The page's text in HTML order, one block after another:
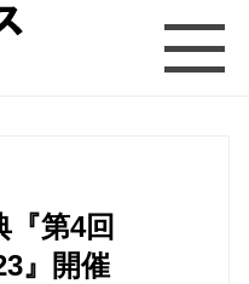
第4回
』開催